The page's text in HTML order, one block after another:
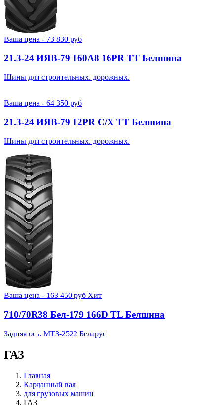
Ваша цена - 73 830 руб
21.3-24 ИЯВ-79 160A8 16PR TT Белшина
Шины для строительных. дорожных.
Ваша цена - 64 350 руб
21.3-24 ИЯВ-79 12PR С/Х TT Белшина
Шины для строительных. дорожных.
Ваша цена - 163 450 руб Хит
710/70R38 Бел-179 166D TL Белшина
Задняя ось: МТЗ-2522 Беларус
ГАЗ
Главная
Карданный вал
для грузовых машин
ГАЗ